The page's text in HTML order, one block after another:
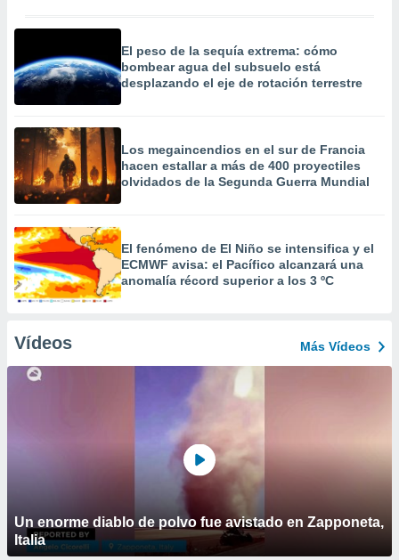
El peso de la sequía extrema: cómo
bombear agua del subsuelo está
desplazando el eje de rotación terrestre
Los megaincendios en el sur de Francia
hacen estallar a más de 400 proyectiles
olvidados de la Segunda Guerra Mundial
El fenómeno de El Niño se intensifica y el
ECMWF avisa: el Pacífico alcanzará una
anomalía récord superior a los 3 ºC
Vídeos Más Vídeos
Un enorme diablo de polvo fue avistado en Zapponeta,
Italia